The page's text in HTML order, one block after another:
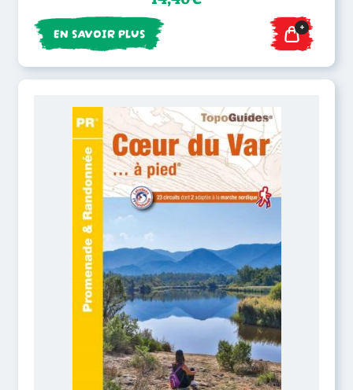
EN SAVOIR PLUS +